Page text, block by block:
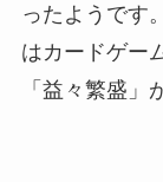
ったようです
はカードゲー
「益々繁盛」